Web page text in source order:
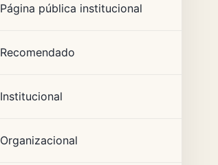
Página pública institucional
Recomendado
Institucional
Organizacional